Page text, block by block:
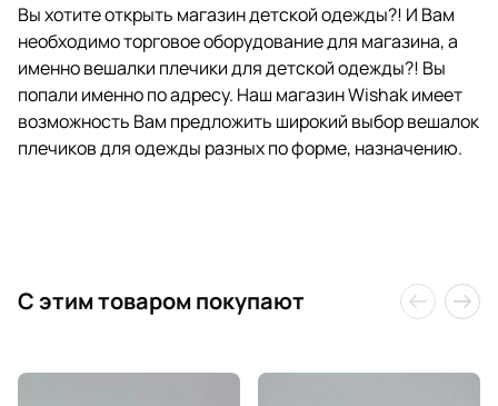
Вы хотите открыть магазин детской одежды?! И Вам
необходимо торговое оборудование для магазина, а
именно вешалки плечики для детской одежды?! Вы
попали именно по адресу. Наш магазинWishakимеет
возможность Вам предложить широкий выбор вешалок
плечиков для одежды разных по форме, назначению.
C этим товаром покупают